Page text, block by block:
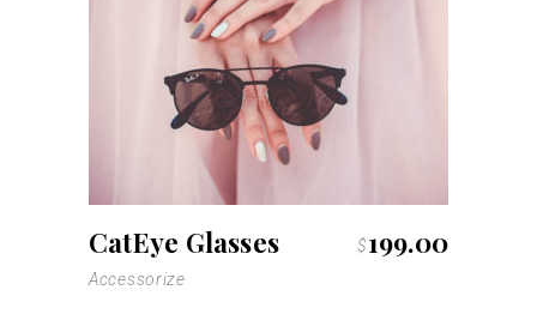
lire la suite
CatEye Glasses $199.00
Accessorize